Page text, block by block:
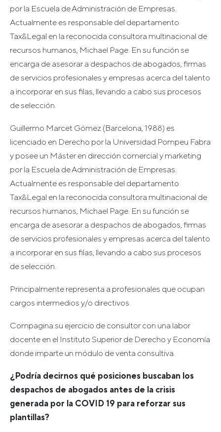
por la Escuela de Administración de Empresas.
Actualmente es responsable del departamento
Tax&Legal en la reconocida consultora multinacional de
recursos humanos, Michael Page. En su función se
encarga de asesorar a despachos de abogados, firmas
de servicios profesionales y empresas acerca del talento
a incorporar en sus filas, llevando a cabo sus procesos
de selección.
Guillermo Marcet Gómez (Barcelona, 1988) es
licenciado en Derecho por la Universidad Pompeu Fabra
y posee un Máster en dirección comercial y marketing
por la Escuela de Administración de Empresas.
Actualmente es responsable del departamento
Tax&Legal en la reconocida consultora multinacional de
recursos humanos, Michael Page. En su función se
encarga de asesorar a despachos de abogados, firmas
de servicios profesionales y empresas acerca del talento
a incorporar en sus filas, llevando a cabo sus procesos
de selección.
Principalmente representa a profesionales que ocupan
cargos intermedios y/o directivos.
Compagina su ejercicio de consultor con una labor
docente en el Instituto Superior de Derecho y Economía
donde imparte un módulo de venta consultiva.
¿Podría decirnos qué posiciones buscaban los
despachos de abogados antes de la crisis
generada por la COVID 19 para reforzar sus
plantillas?